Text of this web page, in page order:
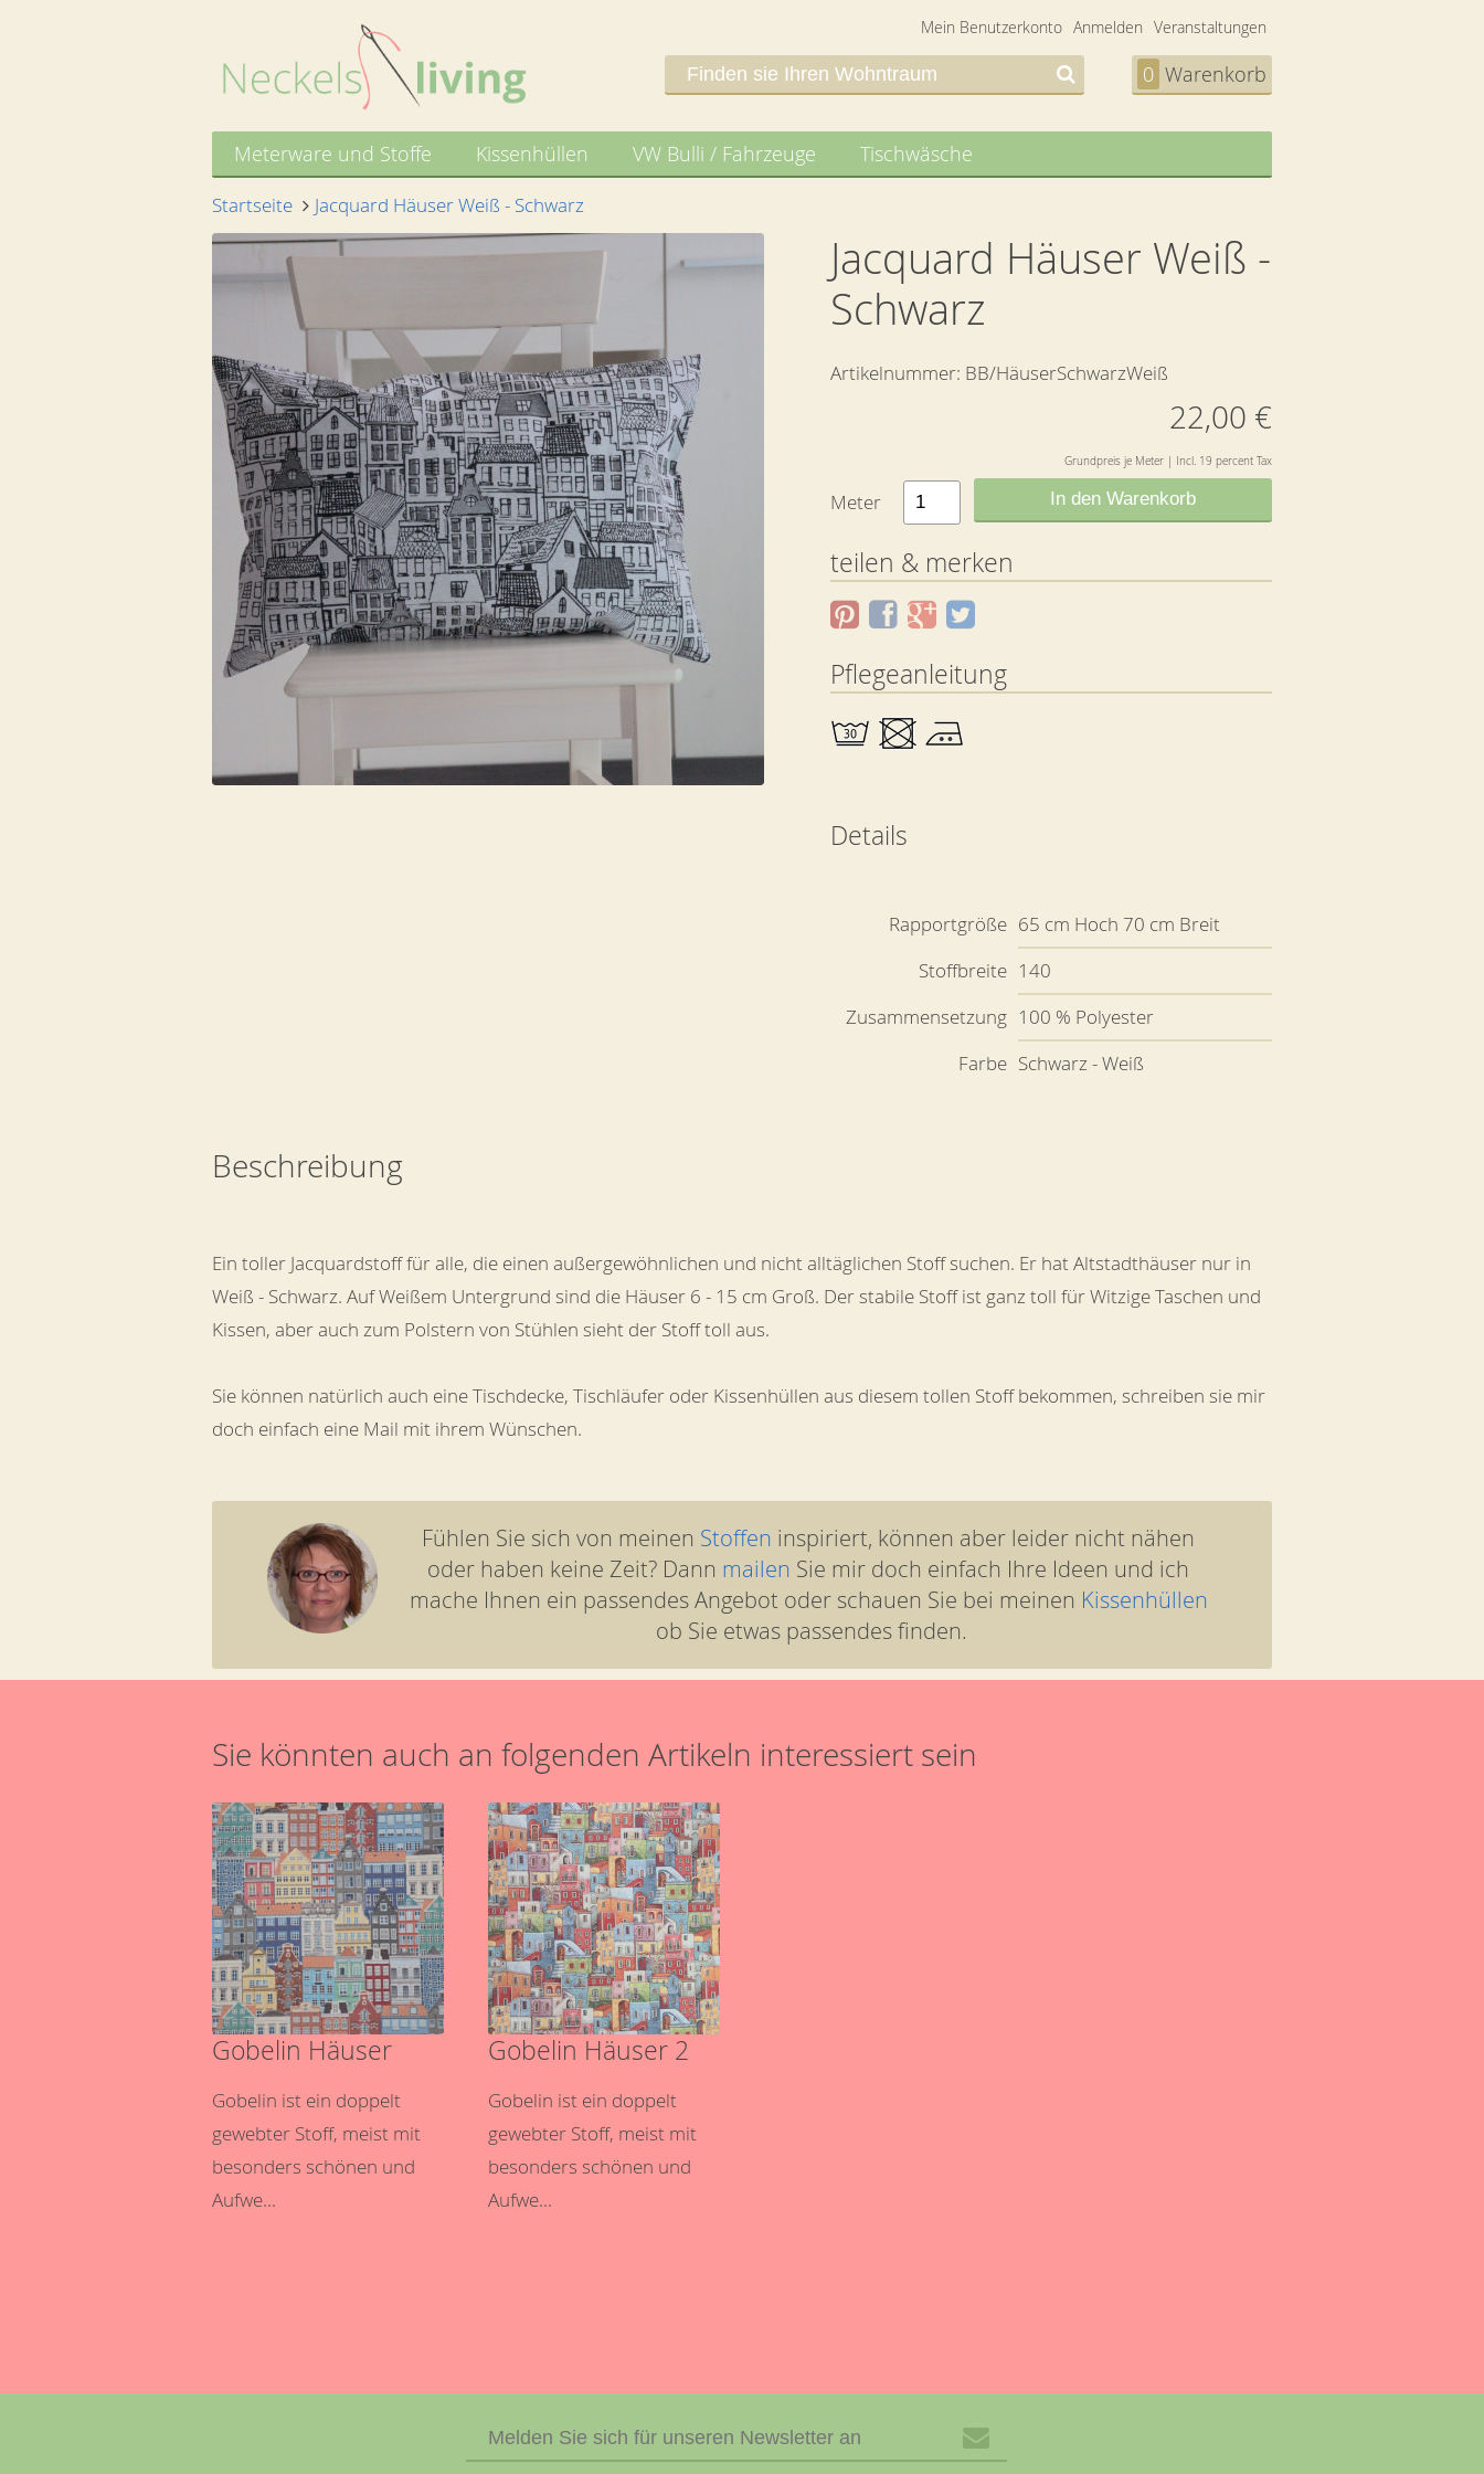
Mein Benutzerkonto Anmelden Veranstaltungen
0 Warenkorb
Meterware und Stoffe Kissenhüllen VW Bulli / Fahrzeuge Tischwäsche
Startseite Jacquard Häuser Weiß - Schwarz
Jacquard Häuser Weiß -
Schwarz
Artikelnummer: BB/HäuserSchwarzWeiß
22,00 €
Grundpreis je Meter | Incl. 19 percent Tax
Meter In den Warenkorb
teilen & merken
Pflegeanleitung
Details
Rapportgröße 65 cm Hoch 70 cm Breit
Stoffbreite 140
Zusammensetzung 100 % Polyester
Farbe Schwarz - Weiß
Beschreibung
Ein toller Jacquardstoff für alle, die einen außergewöhnlichen und nicht alltäglichen Stoff suchen. Er hat Altstadthäuser nur in
Weiß - Schwarz. Auf Weißem Untergrund sind die Häuser 6 - 15 cm Groß. Der stabile Stoff ist ganz toll für Witzige Taschen und
Kissen, aber auch zum Polstern von Stühlen sieht der Stoff toll aus.
Sie können natürlich auch eine Tischdecke, Tischläufer oder Kissenhüllen aus diesem tollen Stoff bekommen, schreiben sie mir
doch einfach eine Mail mit ihrem Wünschen.
Fühlen Sie sich von meinen Stoffen inspiriert, können aber leider nicht nähen
oder haben keine Zeit? Dann mailen Sie mir doch einfach Ihre Ideen und ich
mache Ihnen ein passendes Angebot oder schauen Sie bei meinen Kissenhüllen
ob Sie etwas passendes finden.
Sie könnten auch an folgenden Artikeln interessiert sein
Gobelin Häuser
Gobelin ist ein doppelt
gewebter Stoff, meist mit
besonders schönen und
Aufwe...
Gobelin Häuser 2
Gobelin ist ein doppelt
gewebter Stoff, meist mit
besonders schönen und
Aufwe...